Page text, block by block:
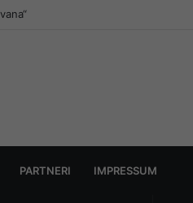
PARTNERI IMPRESSUM